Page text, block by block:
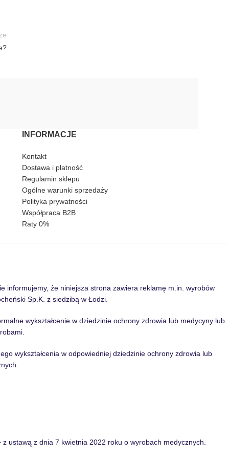
INFORMACJE
Kontakt
Dostawa i płatność
Regulamin sklepu
Ogólne warunki sprzedaży
Polityka prywatności
Współpraca B2B
Raty 0%
informujemy, że niniejsza strona zawiera reklamę m.in. wyrobów
Sp.K. z siedzibą w Łodzi.
wykształcenie w dziedzinie ochrony zdrowia lub medycyny lub
wykształcenia w odpowiedniej dziedzinie ochrony zdrowia lub
ustawą z dnia 7 kwietnia 2022 roku o wyrobach medycznych.